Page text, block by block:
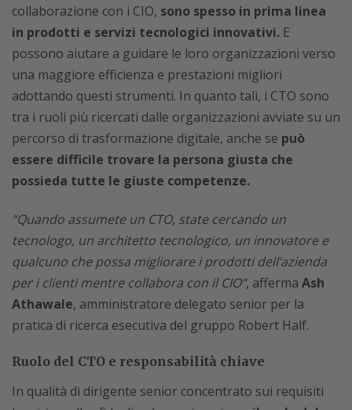
collaborazione con i CIO, sono spesso in prima linea
in prodotti e servizi tecnologici innovativi. E
possono aiutare a guidare le loro organizzazioni verso
una maggiore efficienza e prestazioni migliori
adottando questi strumenti. In quanto tali, i CTO sono
tra i ruoli più ricercati dalle organizzazioni avviate su un
percorso di trasformazione digitale, anche se può
essere difficile trovare la persona giusta che
possieda tutte le giuste competenze.
“Quando assumete un CTO, state cercando un
tecnologo, un architetto tecnologico, un innovatore e
qualcuno che possa migliorare i prodotti dell’azienda
per i clienti mentre collabora con il CIO”, afferma Ash
Athawale, amministratore delegato senior per la
pratica di ricerca esecutiva del gruppo Robert Half.
Ruolo del CTO e responsabilità chiave
In qualità di dirigente senior concentrato sui requisiti